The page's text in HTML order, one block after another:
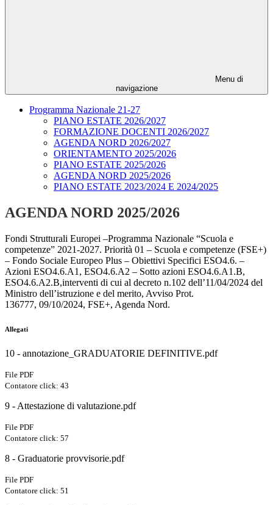
Menu di
navigazione
Programma Nazionale 21-27
PIANO ESTATE 2026/2027
FORMAZIONE DOCENTI 2026/2027
AGENDA NORD 2026/2027
ORIENTAMENTO 2025/2026
PIANO ESTATE 2025/2026
AGENDA NORD 2025/2026
PIANO ESTATE 2023/2024 E 2024/2025
AGENDA NORD 2025/2026
Fondi Strutturali Europei –Programma Nazionale “Scuola e
competenze” 2021-2027. Priorità 01 – Scuola e competenze (FSE+)
– Fondo Sociale Europeo Plus – Obiettivi Specifici ESO4.6. –
Azioni ESO4.6.A1, ESO4.6.A2 – Sotto azioni ESO4.6.A1.B,
ESO4.6.A2.B,interventi di cui al decreto n.102 dell’11/04/2024 del
Ministro dell’istruzione e del merito, Avviso Prot.
136777, 09/10/2024, FSE+, Agenda Nord.
Allegati
10 - annotazione_GRADUATORIE DEFINITIVE.pdf
File PDF
Contatore click: 43
9 - Attestazione di valutazione.pdf
File PDF
Contatore click: 57
8 - Graduatorie provvisorie.pdf
File PDF
Contatore click: 51